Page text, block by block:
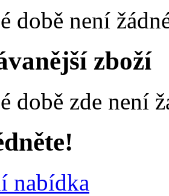
době není
zboží
době zde není
nabídka